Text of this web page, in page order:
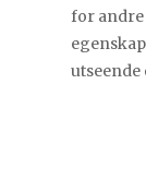
for andre